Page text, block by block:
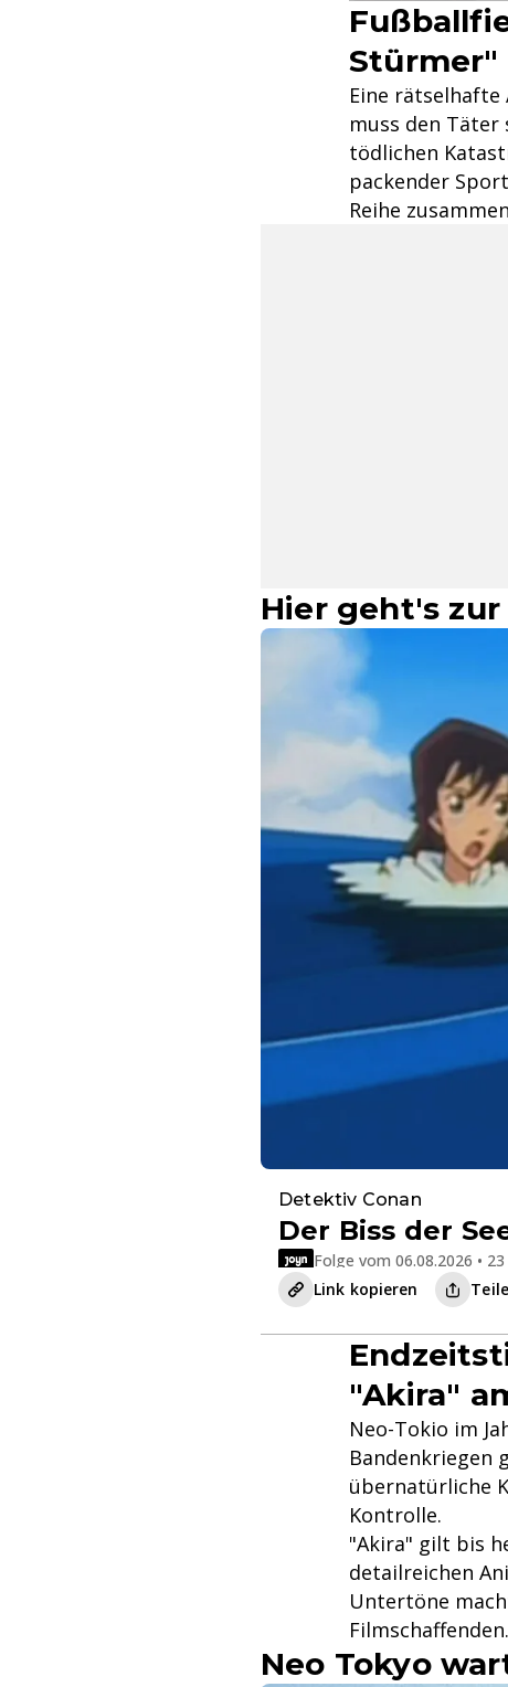
Stürmer"
Eine
muss den
tödlichen
packender
Reihe
Hier geht's
Detektiv Conan
Der Biss der
Folge vom 06.08.2026 • 23
Link kopieren
"Akira"
Neo-Tokio im
Bandenkriegen
übernatürliche
Kontrolle.
"Akira" gilt bis
detailreichen
Untertöne
Filmschaffenden.
Neo Tokyo